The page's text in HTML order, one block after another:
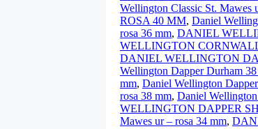
Wellington Classic St. Mawes
ROSA 40 MM, Daniel
rosa 36 mm, DANIEL
WELLINGTON
DANIEL WELLINGTON
Wellington Dapper Durham
mm, Daniel Wellington
rosa 38 mm, Daniel
WELLINGTON DAPPER
Mawes ur – rosa 34 mm,